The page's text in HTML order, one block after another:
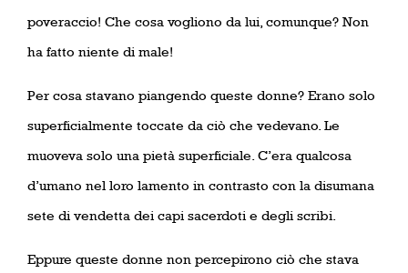
poveraccio! Che cosa vogliono da lui, comunque? Non
ha fatto niente di male!
Per cosa stavano piangendo queste donne? Erano solo
superficialmente toccate da ciò che vedevano. Le
muoveva solo una pietà superficiale. C’era qualcosa
d’umano nel loro lamento in contrasto con la disumana
sete di vendetta dei capi sacerdoti e degli scribi.
Eppure queste donne non percepirono ciò che stava